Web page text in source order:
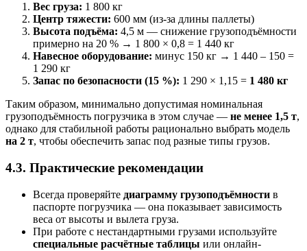
Вес груза: 1 800 кг
Центр тяжести: 600 мм (из-за длины паллеты)
Высота подъёма: 4,5 м — снижение грузоподъёмности
примерно на 20 % → 1 800 × 0,8 = 1 440 кг
Навесное оборудование: минус 150 кг → 1 440 – 150 =
1 290 кг
Запас по безопасности (15 %): 1 290 × 1,15 = 1 480 кг
Таким образом, минимально допустимая номинальная
грузоподъёмность погрузчика в этом случае — не менее 1,5 т,
однако для стабильной работы рационально выбрать модель
на 2 т, чтобы обеспечить запас под разные типы грузов.
4.3. Практические рекомендации
Всегда проверяйте диаграмму грузоподъёмности в
паспорте погрузчика — она показывает зависимость
веса от высоты и вылета груза.
При работе с нестандартными грузами используйте
специальные расчётные таблицы или онлайн-